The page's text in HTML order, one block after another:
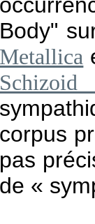
Body"
Metallica
Schizoid
corpus
pas
de «